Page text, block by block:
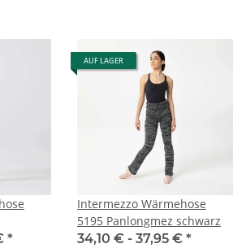
*
AUF LAGER
Intermezzo Wärmehose
5195 Panlongmez schwarz
34,10 € - 37,95 € *